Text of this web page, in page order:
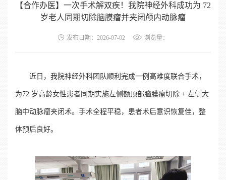
【合作办医】一次手术解双疾！我院神经外科成功为 72
岁老人同期切除脑膜瘤并夹闭颅内动脉瘤
发布日期：2026-07-02 浏览量：
近日，我院神经外科团队顺利完成一例高难度联合手术，
为72 岁高龄女性患者同期实施左侧额顶部脑膜瘤切除 + 左侧大
脑中动脉瘤夹闭术。手术全程平稳，患者术后意识恢复佳，整
体预后良好。